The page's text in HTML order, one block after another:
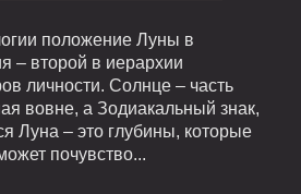
положение Луны в
– второй в иерархии
личности. Солнце – часть
вовне, а Зодиакальный знак,
Луна – это глубины, которые
почувство...